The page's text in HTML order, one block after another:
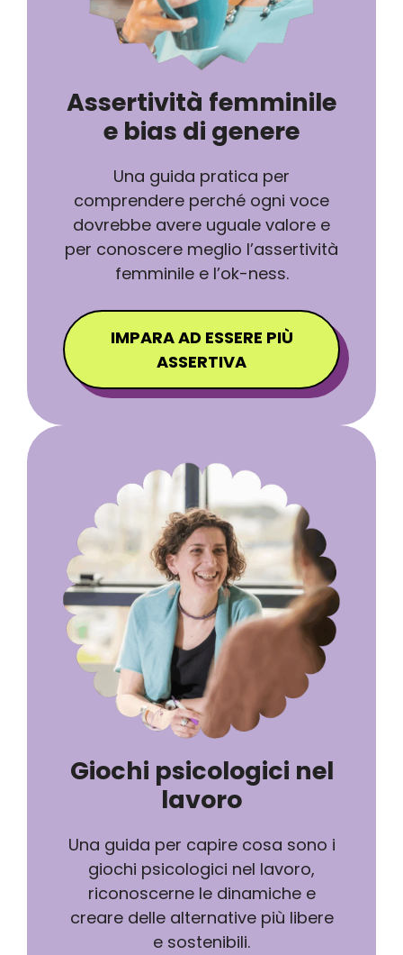
Assertività femminile
e bias di genere
Una guida pratica per
comprendere perché ogni voce
dovrebbe avere uguale valore e
per conoscere meglio l’assertività
femminile e l’ok-ness.
IMPARA AD ESSERE PIÙ
ASSERTIVA
Giochi psicologici nel
lavoro
Una guida per capire cosa sono i
giochi psicologici nel lavoro,
riconoscerne le dinamiche e
creare delle alternative più libere
e sostenibili.